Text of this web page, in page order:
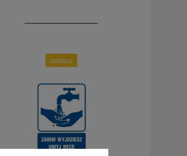
zobacz